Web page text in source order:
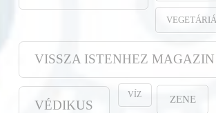
VISSZA ISTENHEZ MAGAZIN
VÉDIKUS
VÍZ ZENE